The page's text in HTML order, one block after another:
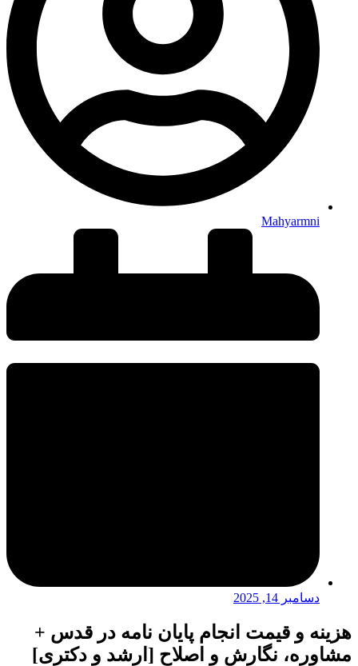
Mahyarmni
دسامبر 14, 2025
هزینه و قیمت انجام پایان نامه در قدس +
مشاوره، نگارش و اصلاح [ارشد و دکتری]